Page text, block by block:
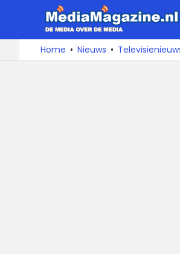
naar
De
media
over
Home Nieuws